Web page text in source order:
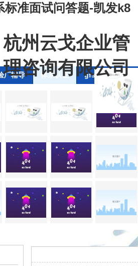
标准面试问答题-凯发k8
杭州云戈企业管
理咨询有限公司
厂辅导 体系认证 gfsi全球食品安